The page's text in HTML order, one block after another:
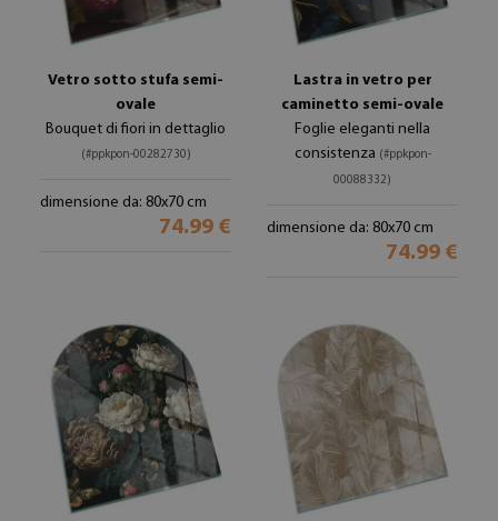
Vetro sotto stufa semi-
ovale
Bouquet di fiori in dettaglio
(#ppkpon-00282730)
dimensione da: 80x70 cm
74.99 €
Lastra in vetro per
caminetto semi-ovale
Foglie eleganti nella
consistenza (#ppkpon-
00088332)
dimensione da: 80x70 cm
74.99 €